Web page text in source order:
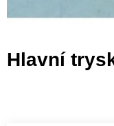
Hlavní